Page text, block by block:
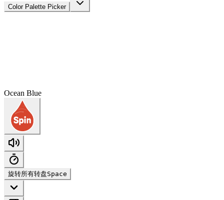
Color Palette Picker
Ocean Blue
旋转所有转盘Space